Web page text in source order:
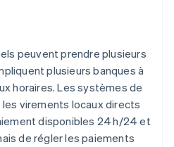
peuvent prendre plusieurs
plusieurs banques à
horaires. Les systèmes de
virements locaux directs
disponibles 24 h/24 et
de régler les paiements